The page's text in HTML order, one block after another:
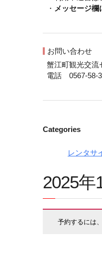
・ メッセージ
お問い合わせ
蟹江町観光交流
電話 0567-58-
Categories
レンタサ
2025
予約するには